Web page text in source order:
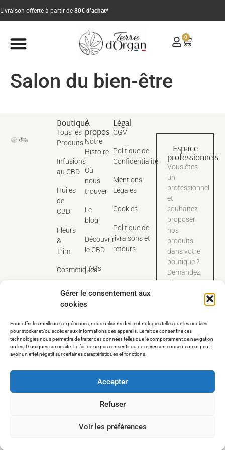
Gérer le consentement aux
cookies
Pour offrir les meilleures expériences, nous utilisons des technologies telles que les cookies
pour stocker et/ou accéder aux informations des appareils. Le fait de consentir à ces
technologies nous permettra de traiter des données telles que le comportement de navigation
ou les ID uniques sur ce site. Le fait de ne pas consentir ou de retirer son consentement peut
avoir un effet négatif sur certaines caractéristiques et fonctions.
Accepter
Refuser
Voir les préférences
Livraison offerte à partir de 80€ d’achat*
0
Salon du bien-être
Boutique
Tous les
Produits
Infusions
au CBD
Huiles
de
CBD
Fleurs
&
Trim
Cosmétiques
À
propos
Notre
Histoire
Où
nous
trouver
Le
blog
Découvrir
le CBD
FAQ's
Légal
CGV
Politique de
Confidentialité
Mentions
Légales
Cookies
Politique de
livraisons et
retours
Espace
professionnels
Vous êtes
un
professionnel
et
souhaitez
proposer
nos
produits
dans votre
boutique ?
Demandez
dès
tarifaire
dédié aux
pros.